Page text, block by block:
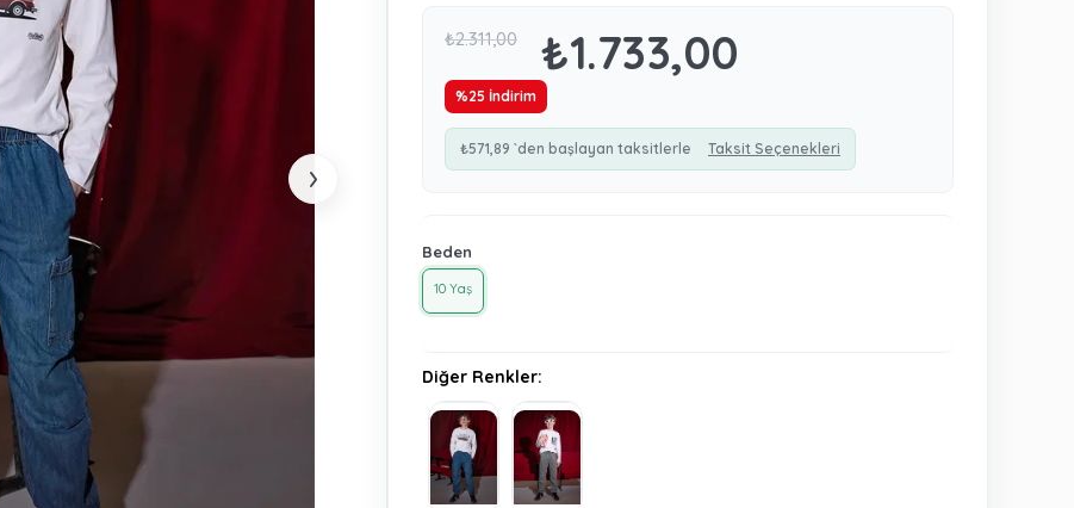
›
₺2.311,00 ₺1.733,00
%25 İndirim
₺571,89 `den başlayan taksitlerle Taksit Seçenekleri
Beden
10 Yaş
Diğer Renkler: